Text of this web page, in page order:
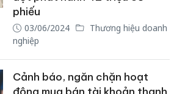
phiếu
03/06/2024
Thương hiệu doanh
nghiệp
Cảnh báo, ngăn chặn hoạt